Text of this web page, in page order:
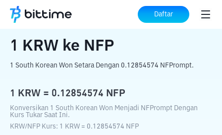
Daftar
Beranda Konverter Kripto ke NFP
1 KRW ke NFP
1 South Korean Won Setara Dengan 0.12854574 NFPrompt.
1 KRW = 0.12854574 NFP
Konversikan 1 South Korean Won Menjadi NFPrompt Dengan
Kurs Tukar Saat Ini.
KRW/NFP Kurs: 1 KRW = 0.12854574 NFP